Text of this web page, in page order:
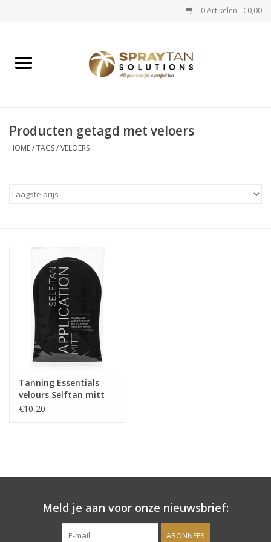
0 Artikelen - €0,00
Home
Spray Tan Starterspakketten
Selftan producten
Verzorging / Accessoires
Onderdelen
Ventilatoren / Afzuiging
Promotie materiaal
Salon kleding
Trainingen
Producten getagd met veloers
HOME/TAGS/VELOERS
Tanning Essentials
velours Selftan mitt
€10,20
Meld je aan voor onze nieuwsbrief:
ABONNEER